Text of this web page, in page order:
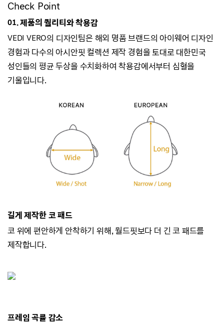
Check Point
01. 제품의 퀄리티와 착용감
VEDI VERO의 디자인팀은 해외 명품 브랜드의 아이웨어 디자인
경험과 다수의 아시안핏 컬렉션 제작 경험을 토대로 대한민국
성인들의 평균 두상을 수치화하여착용감에서부터 심혈을
기울입니다.
길게 제작한 코 패드
코 위에 편안하게 안착하기 위해, 월드핏보다 더 긴 코 패드를
제작합니다.
프레임 곡률 감소